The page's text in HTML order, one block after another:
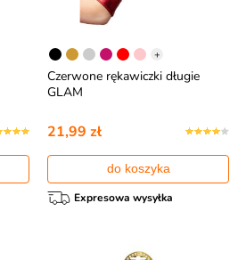
+
Czerwone rękawiczki długie
GLAM
21,99 zł
do koszyka
Expresowa wysyłka